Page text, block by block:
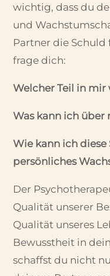
wichtig, dass du
und
Partner die Schuld
frage dich:
Welcher Teil in
Was kann ich über
Wie kann ich
persönliches
Der
Qualität unserer
Qualität unseres
Bewusstheit in
schaffst du nicht